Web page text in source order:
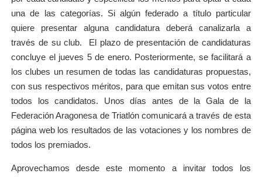
una de las categorías. Si algún federado a título particular
quiere presentar alguna candidatura deberá canalizarla a
través de su club. El plazo de presentación de candidaturas
concluye el jueves 5 de enero. Posteriormente, se facilitará a
los clubes un resumen de todas las candidaturas propuestas,
con sus respectivos méritos, para que emitan sus votos entre
todos los candidatos. Unos días antes de la Gala de la
Federación Aragonesa de Triatlón comunicará a través de esta
página web los resultados de las votaciones y los nombres de
todos los premiados.
Aprovechamos desde este momento a invitar todos los